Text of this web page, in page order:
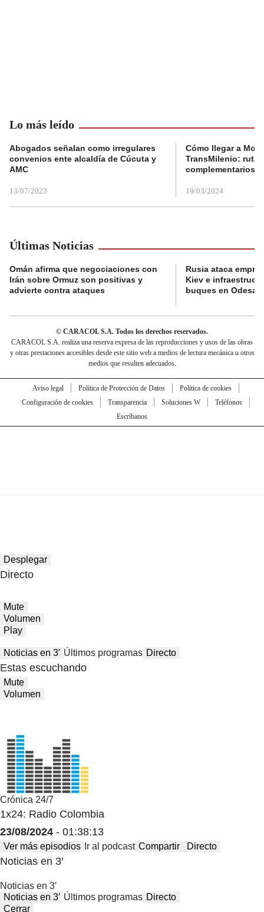
Lo más leído
Abogados señalan como irregulares
convenios ente alcaldía de Cúcuta y
AMC
13/07/2023
Cómo llegar a
TransMilenio:
complementarios
19/03/2024
Últimas Noticias
Omán afirma que negociaciones con
Irán sobre Ormuz son positivas y
advierte contra ataques
Rusia ataca
Kiev e
buques en Odesa
© CARACOL S.A. Todos los derechos reservados.
CARACOL S.A. realiza una reserva expresa de las reproducciones y usos de las obras
y otras prestaciones accesibles desde este sitio web a medios de lectura mecánica u otros
medios que resulten adecuados.
Aviso legal Política de Protección de Datos
Política de cookies
Configuración de cookies
Transparencia Soluciones W
Teléfonos
Escríbanos
Desplegar
Directo
Mute
Volumen
Play
Noticias en 3′ Últimos programas Directo
Estas escuchando
Mute
Volumen
Crónica 24/7
1x24: Radio Colombia
23/08/2024 - 01:38:13
Ver más episodios Ir al podcast Compartir Directo
Noticias en 3′
Noticias en 3′
Noticias en 3′ Últimos programas Directo
Cerrar